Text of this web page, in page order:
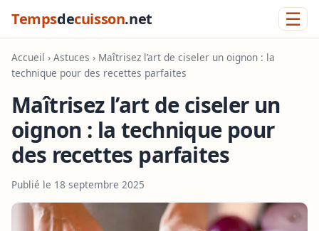
Tempsdecuisson.net ☰
Accueil › Astuces › Maîtrisez l’art de ciseler un oignon : la
technique pour des recettes parfaites
Maîtrisez l’art de ciseler un
oignon : la technique pour
des recettes parfaites
Publié le 18 septembre 2025